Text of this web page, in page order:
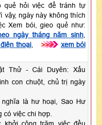
quẻ hỏi việc để tránh tự
vậy, ngày này không thích
Xem bói, gieo quẻ như:
ngày tháng năm sinh
thoại, >>>
xem bói
Thử - Cái Duyên: Xấu
con chuột, chủ trị ngày
là hư hoại, Sao Hư
có việc chi hợp.